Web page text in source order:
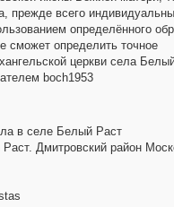
прежде всего
определённого
сможет определить точное
церкви села
boch1953
в селе Белый Раст
Дмитровский район